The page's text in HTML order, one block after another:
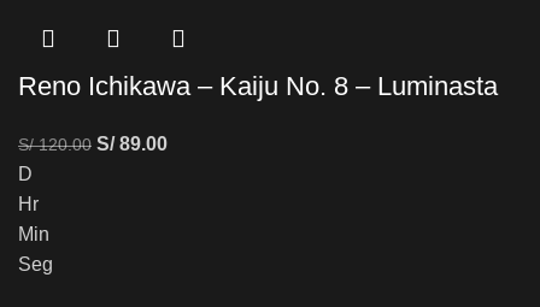
Reno Ichikawa – Kaiju No. 8 – Luminasta
S/120.00 S/89.00
D
Hr
Min
Seg